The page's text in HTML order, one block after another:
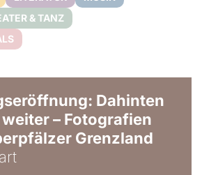
& TANZ
Dahinten
– Fotografien
Grenzland